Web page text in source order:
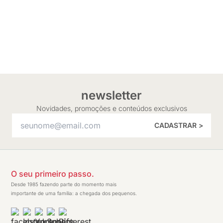
newsletter
Novidades, promoções e conteúdos exclusivos
CADASTRAR >
O seu primeiro passo.
Desde 1985 fazendo parte do momento mais
importante de uma família: a chegada dos pequenos.